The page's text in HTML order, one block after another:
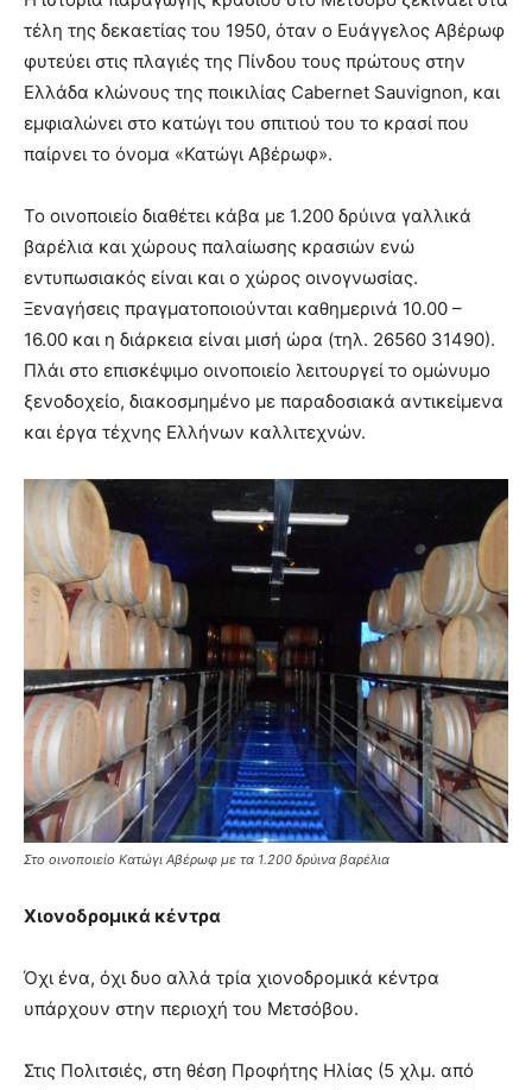
τέλη της δεκαετίας του 1950, όταν ο Ευάγγελος Αβέρωφ
φυτεύει στις πλαγιές της Πίνδου τους πρώτους στην
Ελλάδα κλώνους της ποικιλίας Cabernet Sauvignon, και
εμφιαλώνει στο κατώγι του σπιτιού του το κρασί που
παίρνει το όνομα «Κατώγι Αβέρωφ».
Το οινοποιείο διαθέτει κάβα με 1.200 δρύινα γαλλικά
βαρέλια και χώρους παλαίωσης κρασιών ενώ
εντυπωσιακός είναι και ο χώρος οινογνωσίας.
Ξεναγήσεις πραγματοποιούνται καθημερινά 10.00 –
16.00 και η διάρκεια είναι μισή ώρα (τηλ. 26560 31490).
Πλάι στο επισκέψιμο οινοποιείο λειτουργεί το ομώνυμο
ξενοδοχείο, διακοσμημένο με παραδοσιακά αντικείμενα
και έργα τέχνης Ελλήνων καλλιτεχνών.
Στο οινοποιείο Κατώγι Αβέρωφ με τα 1.200 δρύινα βαρέλια
Χιονοδρομικά κέντρα
Όχι ένα, όχι δυο αλλά τρία χιονοδρομικά κέντρα
υπάρχουν στην περιοχή του Μετσόβου.
Στις Πολιτσιές, στη θέση Προφήτης Ηλίας (5 χλμ. από